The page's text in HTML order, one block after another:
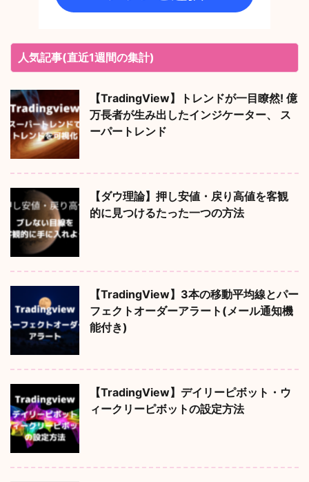
人気記事(直近1週間の集計)
【TradingView】トレンドが一目瞭然! 億
万長者が生み出したインジケーター、 ス
ーパートレンド
【ダウ理論】押し安値・戻り高値を客観
的に見つけるたった一つの方法
【TradingView】3本の移動平均線とパー
フェクトオーダーアラート(メール通知機
能付き)
【TradingView】デイリーピボット・ウ
ィークリーピボットの設定方法